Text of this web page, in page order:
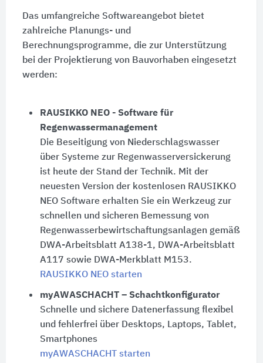
Das umfangreiche Softwareangebot bietet
zahlreiche Planungs- und
Berechnungsprogramme, die zur Unterstützung
bei der Projektierung von Bauvorhaben eingesetzt
werden:
RAUSIKKO NEO - Software für
Regenwassermanagement
Die Beseitigung von Niederschlagswasser
über Systeme zur Regenwasserversickerung
ist heute der Stand der Technik. Mit der
neuesten Version der kostenlosen RAUSIKKO
NEO Software erhalten Sie ein Werkzeug zur
schnellen und sicheren Bemessung von
Regenwasserbewirtschaftungsanlagen gemäß
DWA-Arbeitsblatt A138-1, DWA-Arbeitsblatt
A117 sowie DWA-Merkblatt M153.
RAUSIKKO NEO starten
myAWASCHACHT – Schachtkonfigurator
Schnelle und sichere Datenerfassung flexibel
und fehlerfrei über Desktops, Laptops, Tablet,
Smartphones
myAWASCHACHT starten